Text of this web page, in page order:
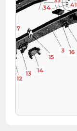
34
37
41
12
3
13 14
15
16